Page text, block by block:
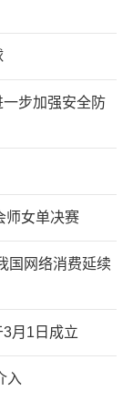
步加强安全防
师女单决赛
国网络消费延续
月1日成立
入